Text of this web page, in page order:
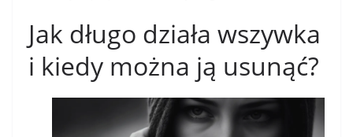
Jak długo działa wszywka
i kiedy można ją usunąć?